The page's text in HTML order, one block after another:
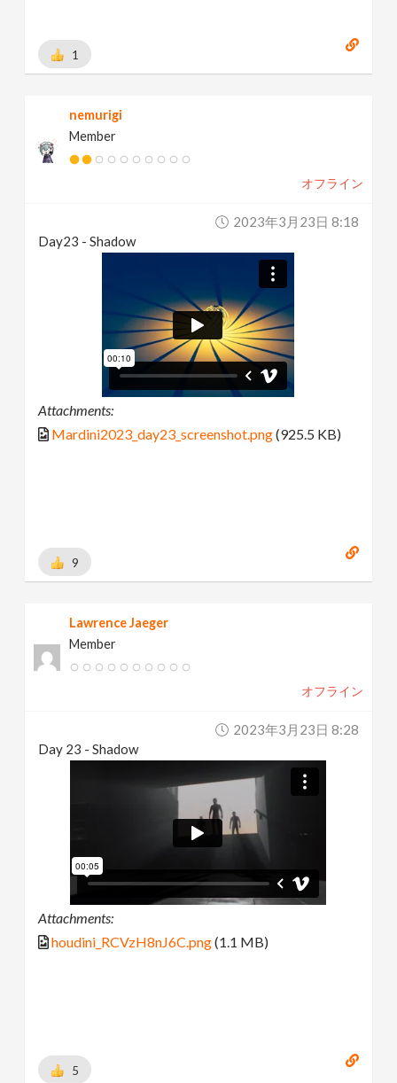
1
nemurigi
Member
オフライン
2023年3月23日 8:18
Day23 - Shadow
Attachments:
Mardini2023_day23_screenshot.png(925.5 KB)
9
Lawrence Jaeger
Member
オフライン
2023年3月23日 8:28
Day 23 - Shadow
Attachments:
houdini_RCVzH8nJ6C.png(1.1 MB)
5